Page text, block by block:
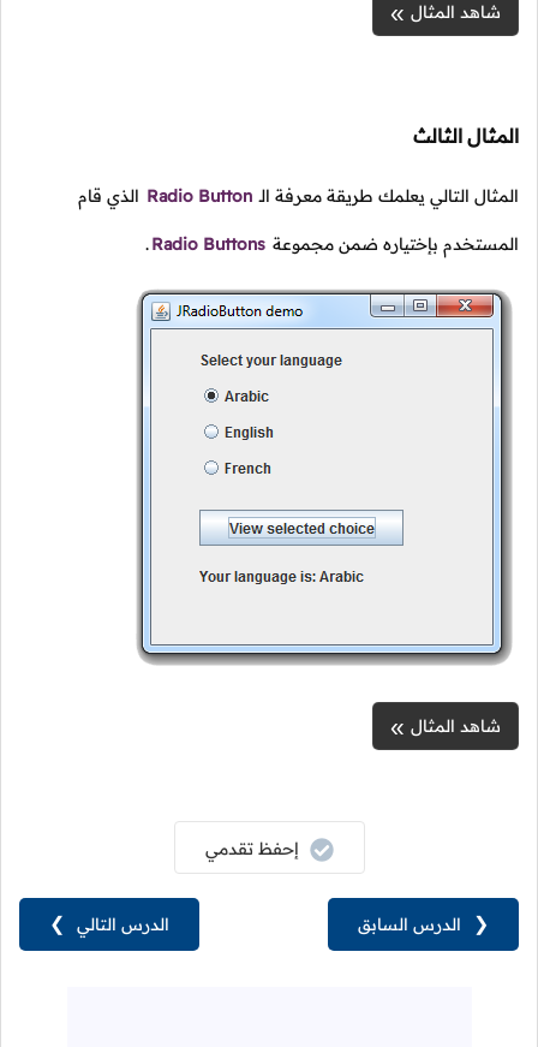
شاهد المثال
المثال الثالث
المثال التالي يعلمك طريقة معرفة الـ Radio Button الذي قام
المستخدم بإختياره ضمن مجموعة Radio Buttons
.
شاهد المثال
الدرس التالي ❯
إحفظ تقدمي
❮ الدرس السابق